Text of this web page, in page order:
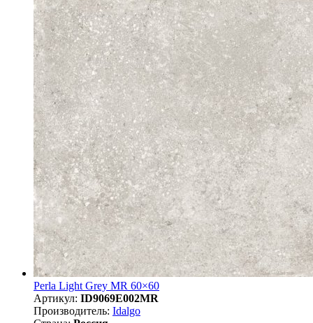
Perla Light Grey MR 60×60
Артикул: ID9069E002MR
Производитель: Idalgo